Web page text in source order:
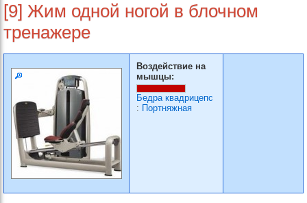
[9] Жим одной ногой в блочном
тренажере
Воздействие на
мышцы:
Бедра квадрицепс
: Портняжная